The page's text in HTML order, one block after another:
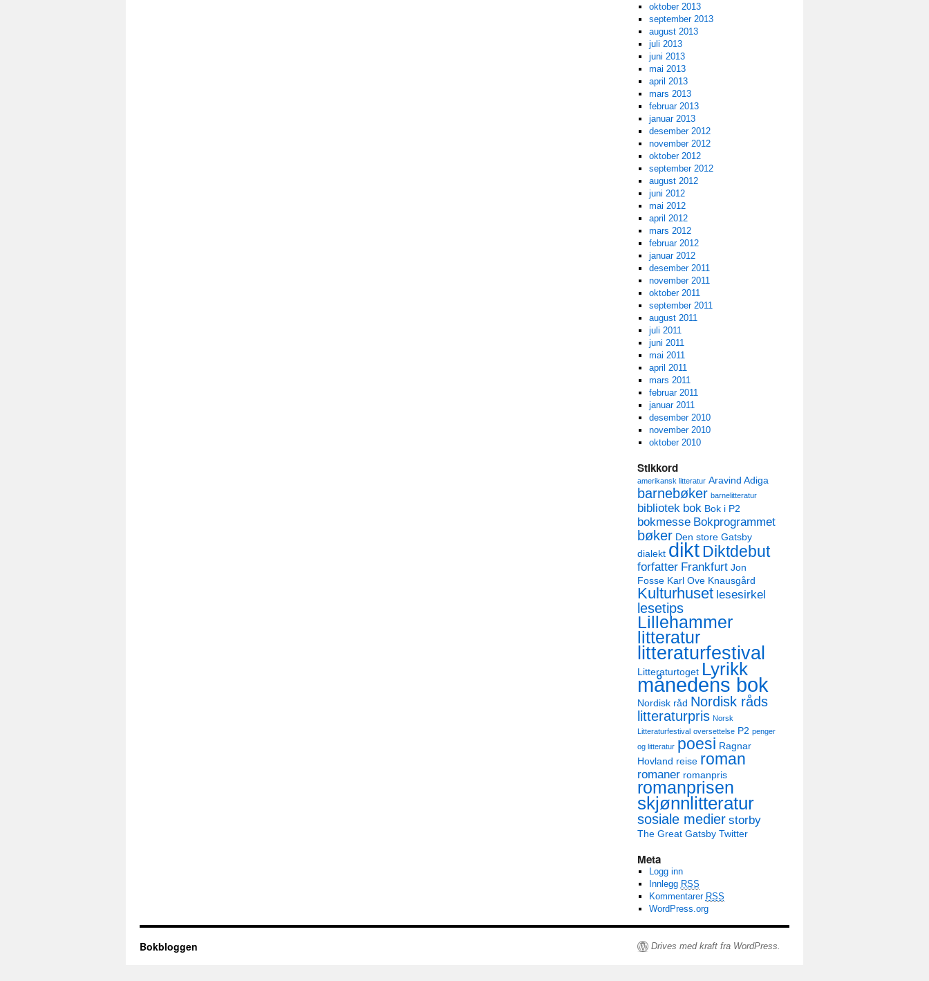
oktober 2013
september 2013
august 2013
juli 2013
juni 2013
mai 2013
april 2013
mars 2013
februar 2013
januar 2013
desember 2012
november 2012
oktober 2012
september 2012
august 2012
juni 2012
mai 2012
april 2012
mars 2012
februar 2012
januar 2012
desember 2011
november 2011
oktober 2011
september 2011
august 2011
juli 2011
juni 2011
mai 2011
april 2011
mars 2011
februar 2011
januar 2011
desember 2010
november 2010
oktober 2010
Stikkord
amerikansk litteratur Aravind Adiga
barnebøker barnelitteratur
bibliotek bok Bok i P2
bokmesse Bokprogrammet
bøker Den store Gatsby
dialekt diktDiktdebut
forfatter Frankfurt Jon
Fosse Karl Ove Knausgård
Kulturhuset lesesirkel
lesetips
Lillehammer
litteratur
litteraturfestival
Litteraturtoget Lyrikk
månedens bok
Nordisk råd Nordisk råds
litteraturpris Norsk
Litteraturfestival oversettelse P2 penger
og litteratur poesi Ragnar
Hovland reise roman
romaner romanpris
romanprisen
skjønnlitteratur
sosiale medier storby
The Great Gatsby Twitter
Meta
Logg inn
Innlegg RSS
Kommentarer RSS
WordPress.org
Bokbloggen Drives med kraft fra WordPress.